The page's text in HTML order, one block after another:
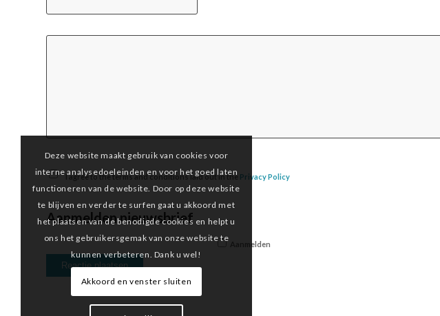
I agree to the terms and conditions laid out in the Privacy Policy
Aanmelden nieuwsbrief
Aanmelden
Deze website maakt gebruik van cookies voor
interne analysedoeleinden en voor het goed laten
functioneren van de website. Door op deze website
te blijven en verder te surfen gaat u akkoord met
het plaatsen van de benodigde cookies en helpt u
ons het gebruikersgemak van onze website te
kunnen verbeteren. Dank u wel!
Akkoord en venster sluiten